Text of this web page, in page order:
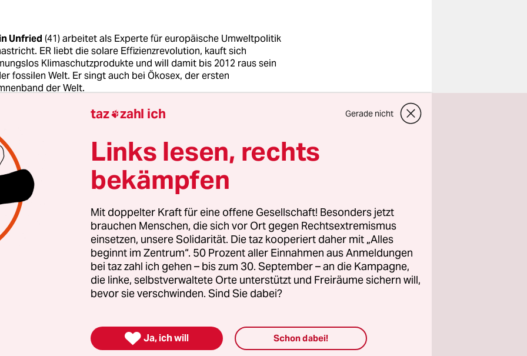
Unfried (41) arbeitet als Experte für europäische Umweltpolitik
ER liebt die solare Effizienzrevolution, kauft sich
Klimaschutzprodukte und will damit bis 2012 raus sein
fossilen Welt. Er singt auch bei Ökosex, der ersten
der Welt.
des deutschen Wirtschaftsministers zu Brüssel, Auto und
als Emotional-Europäer ein Problem: Wenn ich
meinen EU-Kollegen unter die Augen trete, was sag ich
"You know, the German minister means, that Brussel has
blitzkrieg battle war campaign against the
was gemeint ist.
taz zahl ich Gerade nicht
Links lesen, rechts
bekämpfen
Mit doppelter Kraft für eine offene Gesellschaft! Besonders jetzt
brauchen Menschen, die sich vor Ort gegen Rechtsextremismus
einsetzen, unsere Solidarität. Die taz kooperiert daher mit „Alles
beginnt im Zentrum“. 50 Prozent aller Einnahmen aus Anmeldungen
bei taz zahl ich gehen – bis zum 30. September – an die Kampagne,
die linke, selbstverwaltete Orte unterstützt und Freiräume sichern will,
bevor sie verschwinden. Sind Sie dabei?
 Ja, ich will Schon dabei!